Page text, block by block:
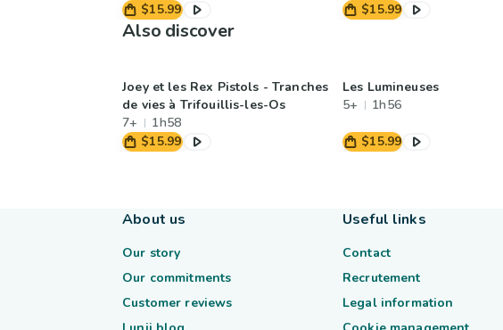
$15.99
$15.99
Also discover
Joey et les Rex Pistols - Tranches
de vies à Trifouillis-les-Os
7+
1h58
$15.99
Les Lumineuses
5+
1h56
$15.99
About us
Our story
Our commitments
Customer reviews
Useful links
Contact
Recrutement
Legal information